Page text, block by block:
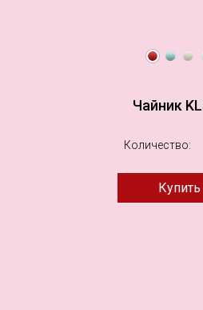
Чайник
Количество: